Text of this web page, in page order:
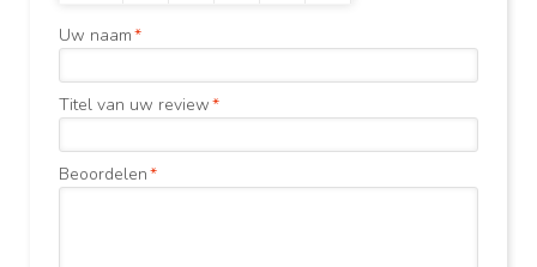
*
Uw naam
*
Titel van uw review
*
Beoordelen